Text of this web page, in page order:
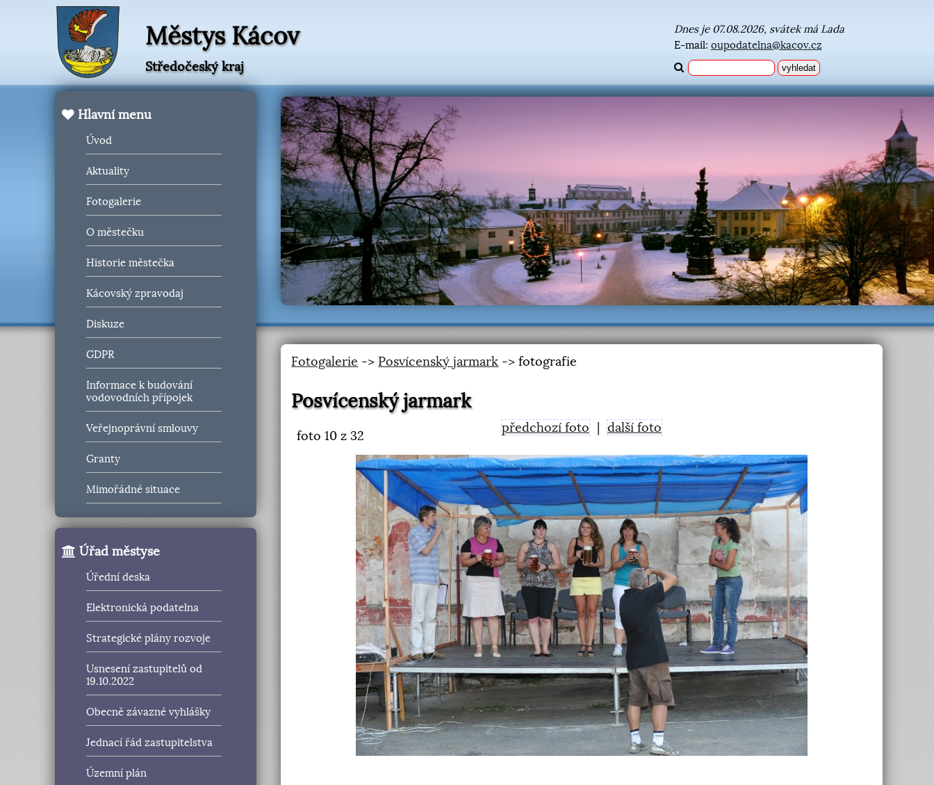
Městys Kácov
Středočeský kraj
Dnes je 07.08.2026, svátek má Lada
E-mail: oupodatelna@kacov.cz
Hlavní menu
Úvod
Aktuality
Fotogalerie
O městečku
Historie městečka
Kácovský zpravodaj
Diskuze
GDPR
Informace k budování
vodovodních přípojek
Veřejnoprávní smlouvy
Granty
Mimořádné situace
Úřad městyse
Úřední deska
Elektronická podatelna
Strategické plány rozvoje
Usnesení zastupitelů od
19.10.2022
Obecně závazné vyhlášky
Jednací řád zastupitelstva
Územní plán
Fotogalerie -> Posvícenský jarmark -> fotografie
Posvícenský jarmark
foto10 z 32
předchozí foto další foto
< >